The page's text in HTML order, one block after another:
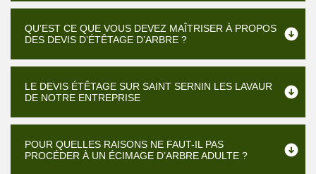
QU’EST CE QUE VOUS DEVEZ MAÎTRISER À PROPOS
DES DEVIS D’ÉTÊTAGE D’ARBRE ?
LE DEVIS ÉTÊTAGE SUR SAINT SERNIN LES LAVAUR
DE NOTRE ENTREPRISE
POUR QUELLES RAISONS NE FAUT-IL PAS
PROCÉDER À UN ÉCIMAGE D’ARBRE ADULTE ?